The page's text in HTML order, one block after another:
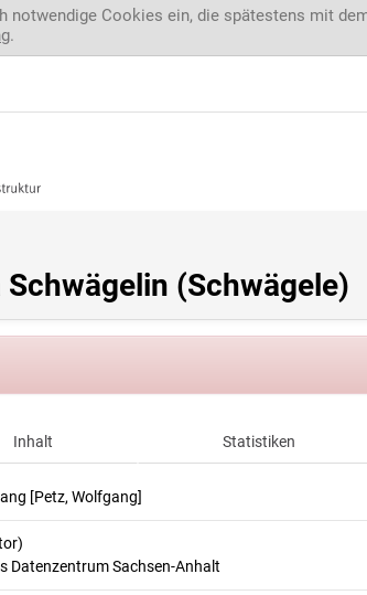
Cookies ein, die spätestens mit
.
(Schwägele)
Inhalt Statistiken
[Petz, Wolfgang]
Datenzentrum Sachsen-Anhalt